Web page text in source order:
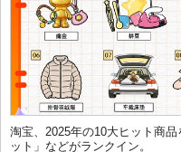
淘宝、2025年の10大ヒット商
ット」などがランクイン。